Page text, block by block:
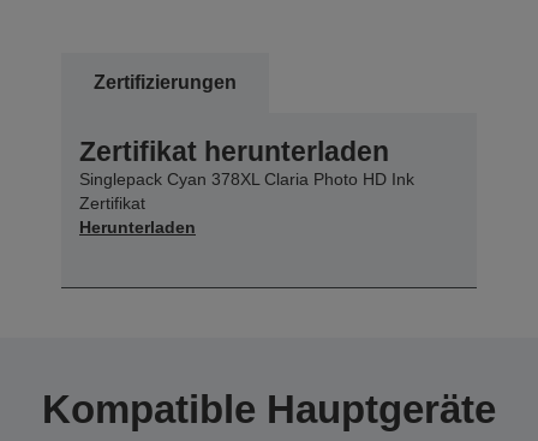
Zertifizierungen
Zertifikat herunterladen
Singlepack Cyan 378XL Claria Photo HD Ink
Zertifikat
Herunterladen
Kompatible Hauptgeräte